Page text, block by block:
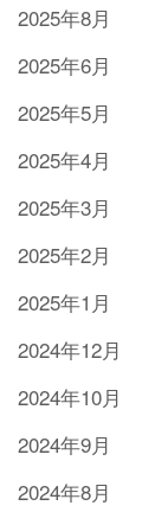
2025年8月
2025年6月
2025年5月
2025年4月
2025年3月
2025年2月
2025年1月
2024年12月
2024年10月
2024年9月
2024年8月